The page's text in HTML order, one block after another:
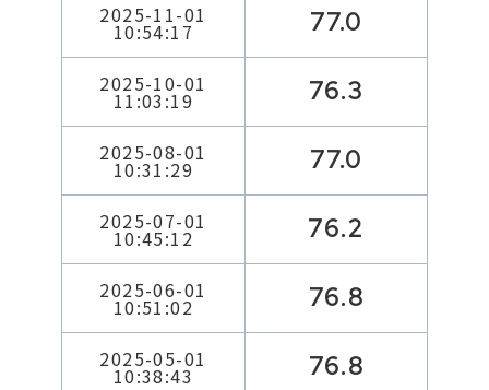
2025-11-01
10:54:17 77.0
2025-10-01
11:03:19 76.3
2025-08-01
10:31:29 77.0
2025-07-01
10:45:12 76.2
2025-06-01
10:51:02 76.8
2025-05-01
10:38:43 76.8